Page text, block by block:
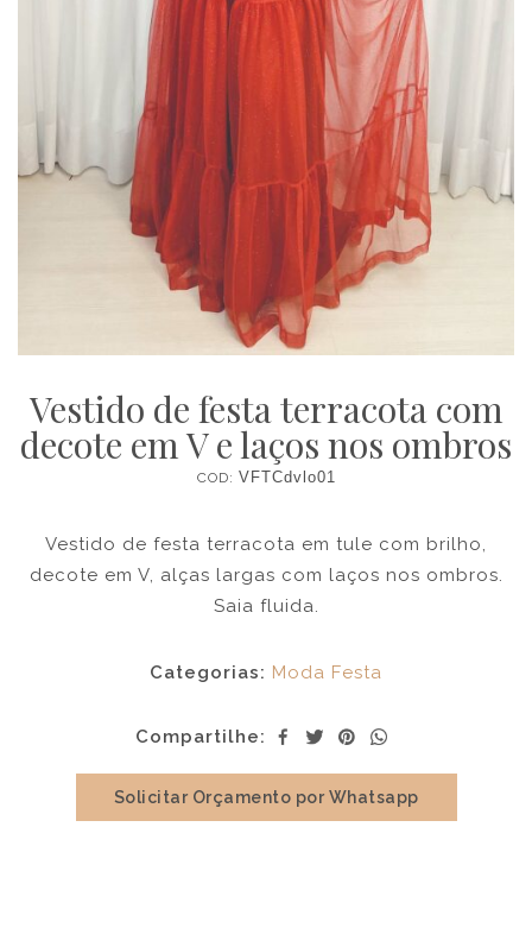
Vestido de festa terracota com
decote em V e laços nos ombros
COD: VFTCdvlo01
Vestido de festa terracota em tule com brilho,
decote em V, alças largas com laços nos ombros.
Saia fluida.
Categorias: Moda Festa
Compartilhe:
Solicitar Orçamento por Whatsapp